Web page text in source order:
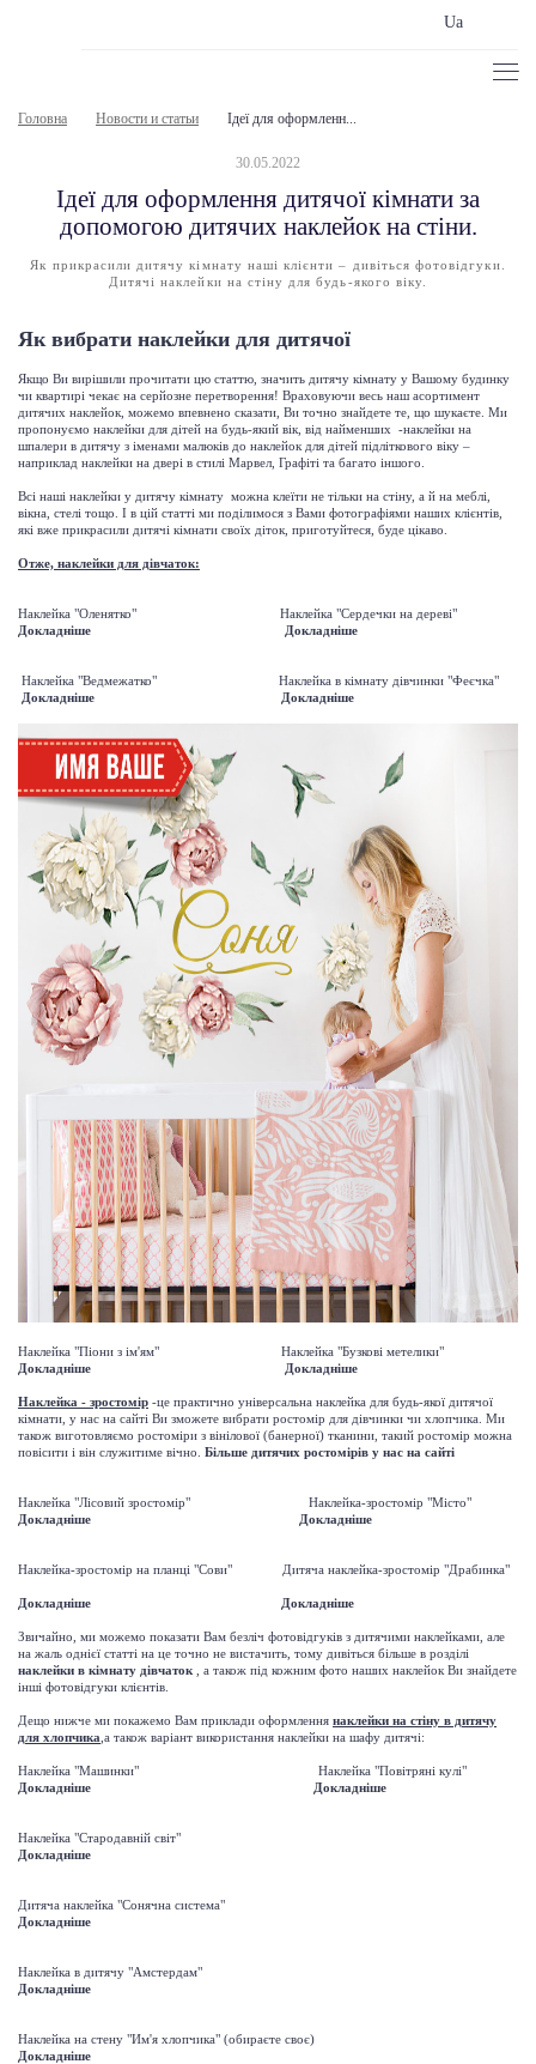
Ua
Головна Новости и статьи Ідеї ​​для оформленн...
30.05.2022
Ідеї ​​для оформлення дитячої кімнати за
допомогою дитячих наклейок на стіни.
Як прикрасили дитячу кімнату наші клієнти – дивіться фотовідгуки.
Дитячі наклейки на стіну для будь-якого віку.
Як вибрати наклейки для дитячої
Якщо Ви вирішили прочитати цю статтю, значить дитячу кімнату у Вашому будинку
чи квартирі чекає на серйозне перетворення! Враховуючи весь наш асортимент
дитячих наклейок, можемо впевнено сказати, Ви точно знайдете те, що шукаєте. Ми
пропонуємо наклейки для дітей на будь-який вік, від найменших -наклейки на
шпалери в дитячу з іменами малюків до наклейок для дітей підліткового віку –
наприклад наклейки на двері в стилі Марвел, Графіті та багато іншого.
Всі наші наклейки у дитячу кімнату можна клеїти не тільки на стіну, а й на меблі,
вікна, стелі тощо. І в цій статті ми поділимося з Вами фотографіями наших клієнтів,
які вже прикрасили дитячі кімнати своїх діток, приготуйтеся, буде цікаво.
Отже, наклейки для дівчаток:
Наклейка "Оленятко" Наклейка "Сердечки на дереві"
Докладніше
Докладніше
Наклейка "Ведмежатко" Наклейка в кімнату дівчинки "Феєчка"
Докладніше
Докладніше
Наклейка "Піони з ім'ям" Наклейка "Бузкові метелики"
Докладніше
Докладніше
Наклейка - зростомір -це практично універсальна наклейка для будь-якої дитячої
кімнати, у нас на сайті Ви зможете вибрати ростомір для дівчинки чи хлопчика. Ми
також виготовляємо ростоміри з вінілової (банерної) тканини, такий ростомір можна
повісити і він служитиме вічно. Більше дитячих ростомірів у нас на сайті
Наклейка "Лісовий зростомір" Наклейка-зростомір "Місто"
Докладніше
Докладніше
Наклейка-зростомір на планці "Сови" Дитяча наклейка-зростомір "Драбинка"
Докладніше Докладніше
Звичайно, ми можемо показати Вам безліч фотовідгуків з дитячими наклейками, але
на жаль однієї статті на це точно не вистачить, тому дивіться більше в розділі
наклейки в кімнату дівчаток , а також під кожним фото наших наклейок Ви знайдете
інші фотовідгуки клієнтів.
Дещо нижче ми покажемо Вам приклади оформлення наклейки на стіну в дитячу
для хлопчика ,а також варіант використання наклейки на шафу дитячі:
Наклейка "Машинки" Наклейка "Повітряні кулі"
Докладніше
Докладніше
Наклейка "Стародавній світ"
Докладніше
Дитяча наклейка "Сонячна система"
Докладніше
Наклейка в дитячу "Амстердам"
Докладніше
Наклейка на стену "Им'я хлопчика" (обираєте своє)
Докладніше